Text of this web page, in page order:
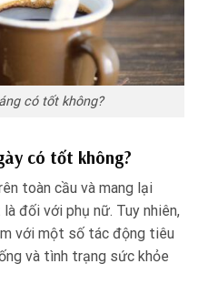
có tốt không?
có tốt không?
toàn cầu và mang lại
đối với phụ nữ. Tuy nhiên,
với một số tác động tiêu
và tình trạng sức khỏe